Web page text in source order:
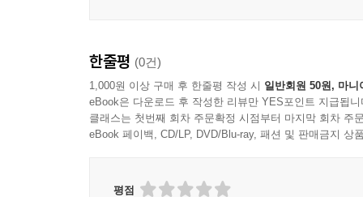
한줄평 (0건)
1,000원 이상 구매 후 한줄평 작성 시 일반회원 50원, 마니
eBook은 다운로드 후 작성한 리뷰만 YES포인트 지급됩니
클래스는 첫번째 회차 주문확정 시점부터 마지막 회차 주
eBook 페이백, CD/LP, DVD/Blu-ray, 패션 및 판매금지 상
평점